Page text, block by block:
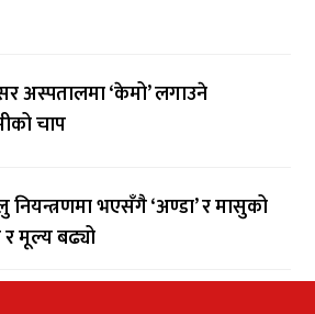
अस्पतालमा ‘केमो’ लगाउने
चाप
नियन्त्रणमा भएसँगै ‘अण्डा’ र मासुको
मूल्य बढ्यो